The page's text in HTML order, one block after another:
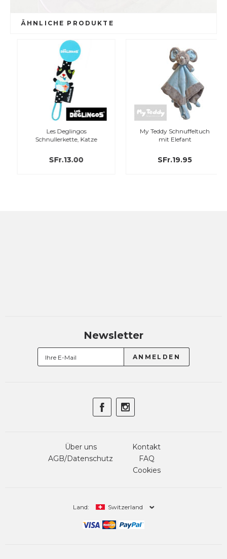
ÄHNLICHE PRODUKTE
Les Deglingos
Schnullerkette, Katze
SFr.13.00
My Teddy Schnuffeltuch
mit Elefant
SFr.19.95
Newsletter
Über uns
AGB/Datenschutz
Kontakt
FAQ
Cookies
Land: Switzerland